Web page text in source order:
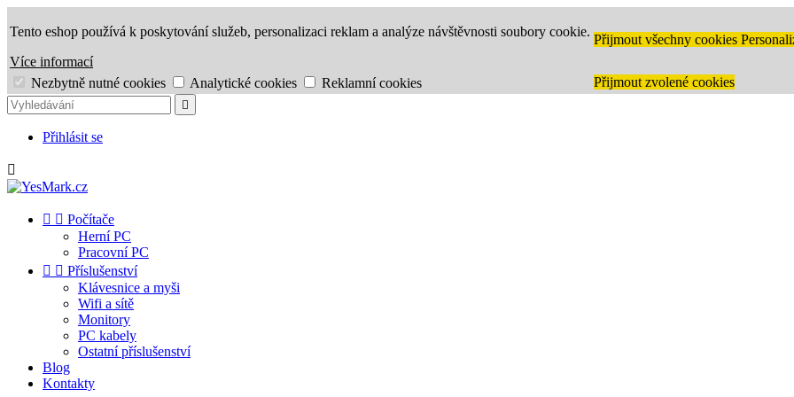
Tento eshop používá k poskytování služeb, personalizaci reklam a analýze návštěvnosti soubory cookie.
Více informací
Přijmout všechny cookies
Nezbytně nutné cookies Analytické cookies Reklamní cookies Přijmout zvolené cookies

Přihlásit se

  Počítače
Herní PC
Pracovní PC
  Příslušenství
Klávesnice a myši
Wifi a sítě
Monitory
PC kabely
Ostatní příslušenství
Blog
Kontakty